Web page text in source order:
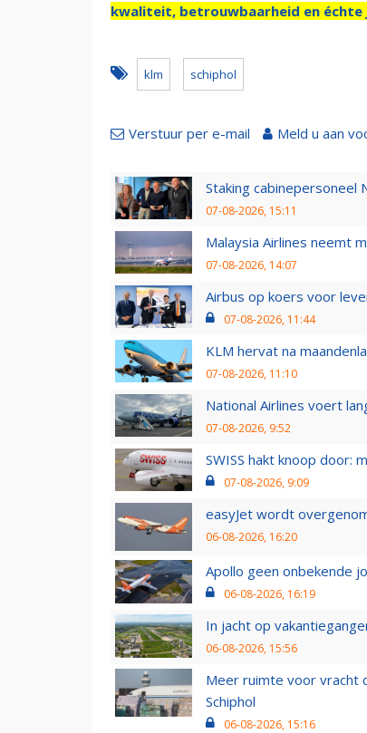
kwaliteit, betrouwbaarheid en échte
klm schiphol
Verstuur per e-mail Meld u aan
Staking cabinepersoneel
07-08-2026, 15:11
Malaysia Airlines neemt
07-08-2026, 14:07
Airbus op koers voor
07-08-2026, 11:44
KLM hervat na
07-08-2026, 11:10
National Airlines voert
07-08-2026, 9:52
SWISS hakt knoop door:
07-08-2026, 9:09
easyJet wordt
06-08-2026, 16:20
Apollo geen onbekende
06-08-2026, 16:19
In jacht op
06-08-2026, 15:56
Meer ruimte voor vracht
Schiphol
06-08-2026, 15:16